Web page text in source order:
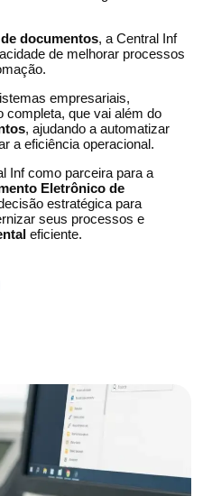
documentos, a Central Inf
de melhorar processos
empresariais,
completa, que vai além do
, ajudando a automatizar
a eficiência operacional.
Inf como parceira para a
Eletrônico de
estratégica para
seus processos e
eficiente.